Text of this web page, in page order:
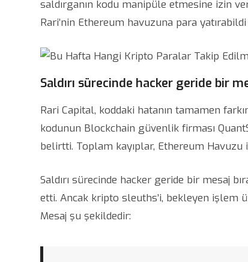
saldırganın kodu manipüle etmesine izin
Rari’nin Ethereum havuzuna para yatırabildi
Saldırı sürecinde hacker geride bir
Rari Capital, koddaki hatanın tamamen
kodunun Blockchain güvenlik firması
belirtti. Toplam kayıplar, Ethereum Havuzu
Saldırı sürecinde hacker geride bir mesaj
etti. Ancak kripto sleuths’i, bekleyen işlem
Mesaj şu şekildedir: